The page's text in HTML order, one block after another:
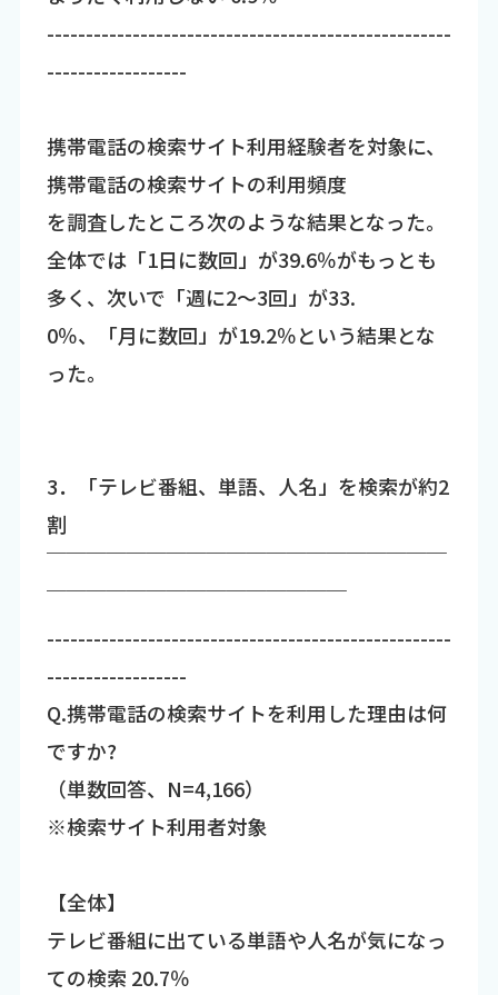
----------------------------------------------------
------------------
携帯電話の検索サイト利用経験者を対象に、
携帯電話の検索サイトの利用頻度
を調査したところ次のような結果となった。
全体では「1日に数回」が39.6％がもっとも
多く、次いで「週に2～3回」が33.
0％、「月に数回」が19.2％という結果とな
った。
3．「テレビ番組、単語、人名」を検索が約2
割
￣￣￣￣￣￣￣￣￣￣￣￣￣￣￣￣￣￣￣￣
￣￣￣￣￣￣￣￣￣￣￣￣￣￣￣
----------------------------------------------------
------------------
Q.携帯電話の検索サイトを利用した理由は何
ですか?
（単数回答、N=4,166）
※検索サイト利用者対象
【全体】
テレビ番組に出ている単語や人名が気になっ
ての検索 20.7％